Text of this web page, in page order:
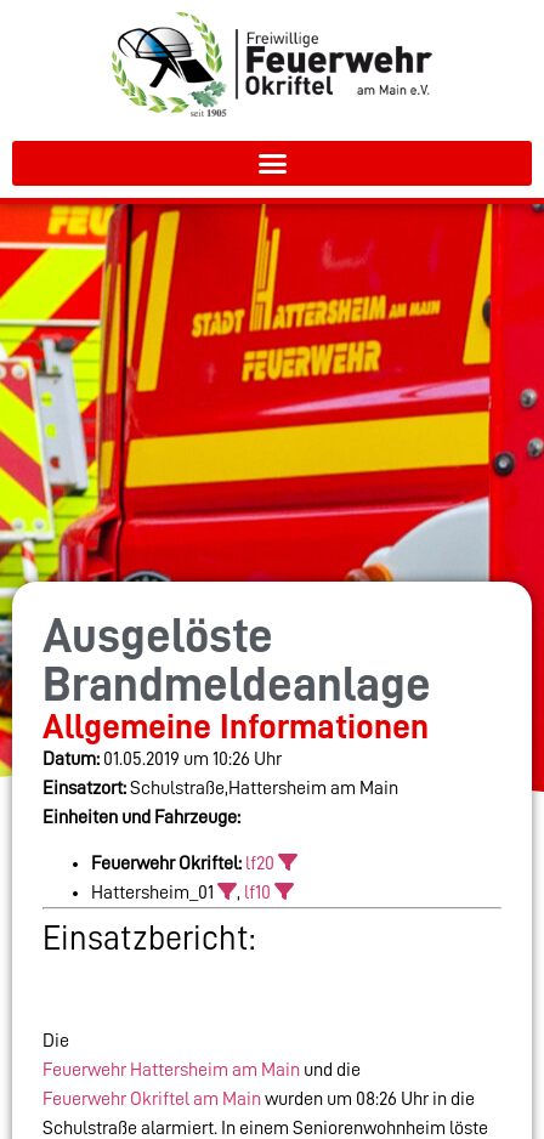
Ausgelöste
Brandmeldeanlage
Allgemeine Informationen
Datum: 01.05.2019 um 10:26 Uhr
Einsatzort:Schulstraße,Hattersheim am Main
Einheiten und Fahrzeuge:
Feuerwehr Okriftel: lf20
Hattersheim_01
, lf10
Einsatzbericht:
Die
Feuerwehr Hattersheim am Main und die
Feuerwehr Okriftel am Mainwurden um 08:26 Uhr in die
Schulstraße alarmiert. In einem Seniorenwohnheim löste